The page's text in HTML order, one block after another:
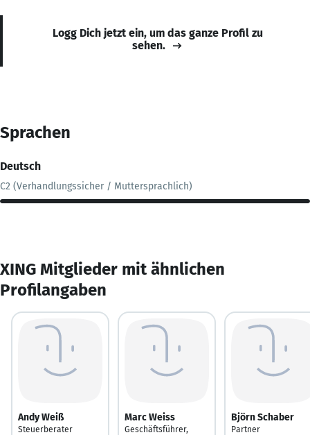
Logg Dich jetzt ein, um das ganze Profil zu
sehen.
Sprachen
Deutsch
C2 (Verhandlungssicher / Muttersprachlich)
XING Mitglieder mit ähnlichen
Profilangaben
Andy Weiß
Steuerberater
Marc Weiss
Geschäftsführer,
Björn Schaber
Partner